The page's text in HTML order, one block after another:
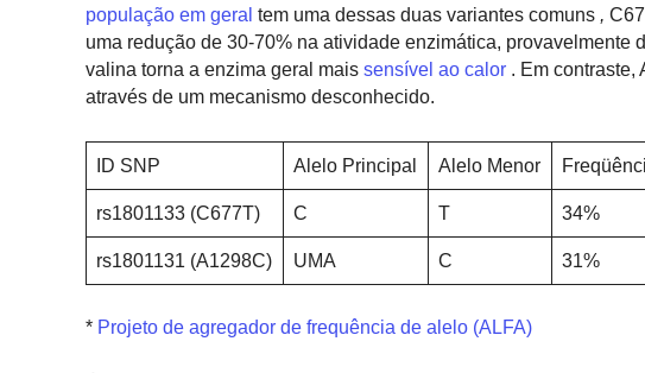
população em geral tem uma dessas duas variantes comuns ,
uma redução de 30-70% na atividade enzimática,
valina torna a enzima geral mais sensível ao calor . Em contraste,
através de um mecanismo desconhecido.
ID SNP Alelo Principal Alelo Menor
rs1801133 (C677T) C T 34%
rs1801131 (A1298C) UMA C 31%
* Projeto de agregador de frequência de alelo (ALFA)